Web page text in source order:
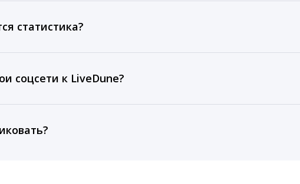
лучшие посты и присылаем автоматические отчеты с
статистика?
тарифа Бизнес отображаются сведения за 3 года, а
соцсети к LiveDune?